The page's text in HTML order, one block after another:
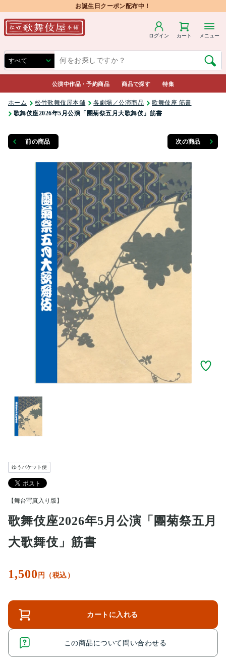
お誕生日クーポン配布中！
ログイン カート メニュー
公演中作品・予約商品 商品で探す 特集
ホーム 松竹歌舞伎屋本舗 各劇場／公演商品
歌舞伎座 筋書
歌舞伎座2026年5月公演「團菊祭五月大歌舞伎」筋書
前の商品 次の商品
ゆうパケット便
【舞台写真入り版】
歌舞伎座2026年5月公演「團菊祭五月
大歌舞伎」筋書
1,500 円（税込）
カートに入れる
この商品について問い合わせる